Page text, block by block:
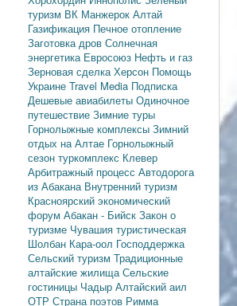
туризм ВК Манжерок Алтай
Газификация Печное отопление
Заготовка дров Солнечная
энергетика Евросоюз Нефть и газ
Зерновая сделкаХерсон Помощь
Украине Travel Media Подписка
Дешевые авиабилеты Одиночное
путешествие Зимние туры
Горнолыжные комплексы Зимний
отдых на Алтае Горнолыжный
сезон туркомплекс Клевер
Арбитражный процесс Автодорога
из Абакана Внутренний туризм
Красноярский экономический
форум Абакан - Бийск Закон о
туризме Чувашия туристическая
Шолбан Кара-оол Господдержка
Сельский туризм Традиционные
алтайские жилищаСельские
гостиницы Чадыр Алтайский аил
ОТР Страна поэтов Римма